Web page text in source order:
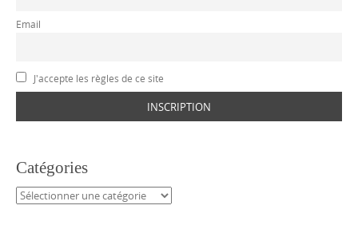
Email
J'accepte les règles de ce site
Catégories
Catégories